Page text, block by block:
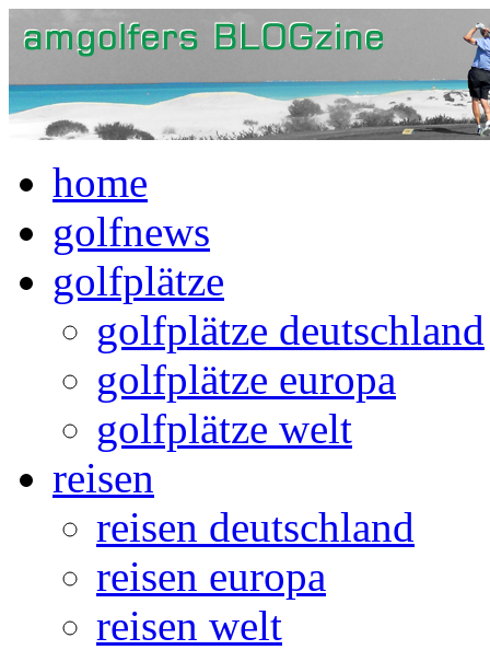
home
golfnews
golfplätze
golfplätze deutschland
golfplätze europa
golfplätze welt
reisen
reisen deutschland
reisen europa
reisen welt